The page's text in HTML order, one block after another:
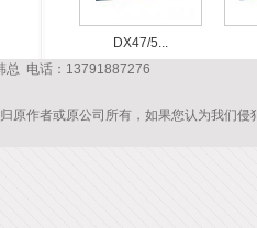
DX47/5...
总 电话：13791887276
原作者或原公司所有，如果您认为我们侵